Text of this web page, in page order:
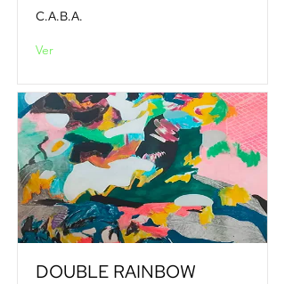
C.A.B.A.
Ver
DOUBLE RAINBOW